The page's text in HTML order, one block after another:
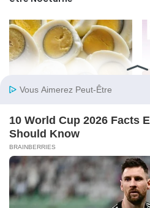
Autour du Jaune ?
© Copyright 2026, All Rights
Politique de cookie